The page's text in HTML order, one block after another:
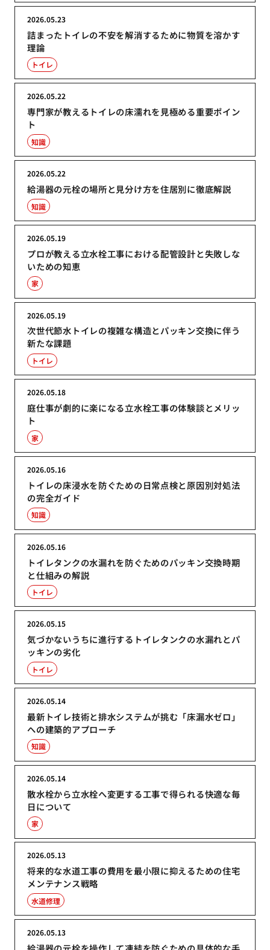
詰まったトイレの不安を解消するために物質を溶かす
理論
2026.05.23
トイレ
専門家が教えるトイレの床濡れを見極める重要ポイン
ト
2026.05.22
知識
給湯器の元栓の場所と見分け方を住居別に徹底解説
2026.05.22
知識
プロが教える立水栓工事における配管設計と失敗しな
いための知恵
2026.05.19
家
次世代節水トイレの複雑な構造とパッキン交換に伴う
新たな課題
2026.05.19
トイレ
庭仕事が劇的に楽になる立水栓工事の体験談とメリッ
ト
2026.05.18
家
トイレの床浸水を防ぐための日常点検と原因別対処法
の完全ガイド
2026.05.16
知識
トイレタンクの水漏れを防ぐためのパッキン交換時期
と仕組みの解説
2026.05.16
トイレ
気づかないうちに進行するトイレタンクの水漏れとパ
ッキンの劣化
2026.05.15
トイレ
最新トイレ技術と排水システムが挑む「床漏水ゼロ」
への建築的アプローチ
2026.05.14
知識
散水栓から立水栓へ変更する工事で得られる快適な毎
日について
2026.05.14
家
将来的な水道工事の費用を最小限に抑えるための住宅
メンテナンス戦略
2026.05.13
水道修理
2026.05.13